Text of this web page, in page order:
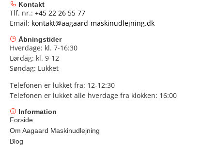
Kontakt
Tlf. nr.: +45 22 26 55 77
Email: kontakt@aagaard-maskinudlejning.dk
Åbningstider
Hverdage: kl. 7-16:30
Lørdag: kl. 9-12
Søndag: Lukket
Telefonen er lukket fra: 12-12:30
Telefonen er lukket alle hverdage fra klokken: 16:00
Information
Forside
Om Aagaard Maskinudlejning
Blog